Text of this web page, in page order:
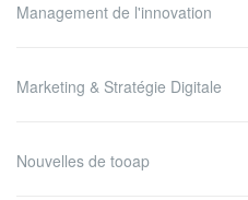
Management de l'innovation
Marketing & Stratégie Digitale
Nouvelles de tooap